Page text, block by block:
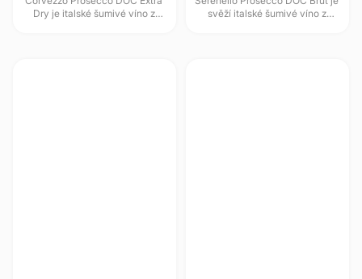
Dry je italské šumivé víno z
svěží italské šumivé víno z